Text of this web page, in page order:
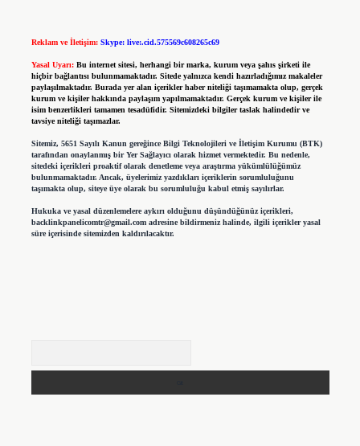
Reklam ve İletişim: Skype: live:.cid.575569c608265c69
Yasal Uyarı: Bu internet sitesi, herhangi bir marka, kurum veya şahıs şirketi ile
hiçbir bağlantısı bulunmamaktadır. Sitede yalnızca kendi hazırladığımız makaleler
paylaşılmaktadır. Burada yer alan içerikler haber niteliği taşımamakta olup, gerçek
kurum ve kişiler hakkında paylaşım yapılmamaktadır. Gerçek kurum ve kişiler ile
isim benzerlikleri tamamen tesadüfidir. Sitemizdeki bilgiler taslak halindedir ve
tavsiye niteliği taşımazlar.
Sitemiz, 5651 Sayılı Kanun gereğince Bilgi Teknolojileri ve İletişim Kurumu (BTK)
tarafından onaylanmış bir Yer Sağlayıcı olarak hizmet vermektedir. Bu nedenle,
sitedeki içerikleri proaktif olarak denetleme veya araştırma yükümlülüğümüz
bulunmamaktadır. Ancak, üyelerimiz yazdıkları içeriklerin sorumluluğunu
taşımakta olup, siteye üye olarak bu sorumluluğu kabul etmiş sayılırlar.
Hukuka ve yasal düzenlemelere aykırı olduğunu düşündüğünüz içerikleri,
backlinkpanelicomtr@gmail.comadresine bildirmeniz halinde, ilgili içerikler yasal
süre içerisinde sitemizden kaldırılacaktır.